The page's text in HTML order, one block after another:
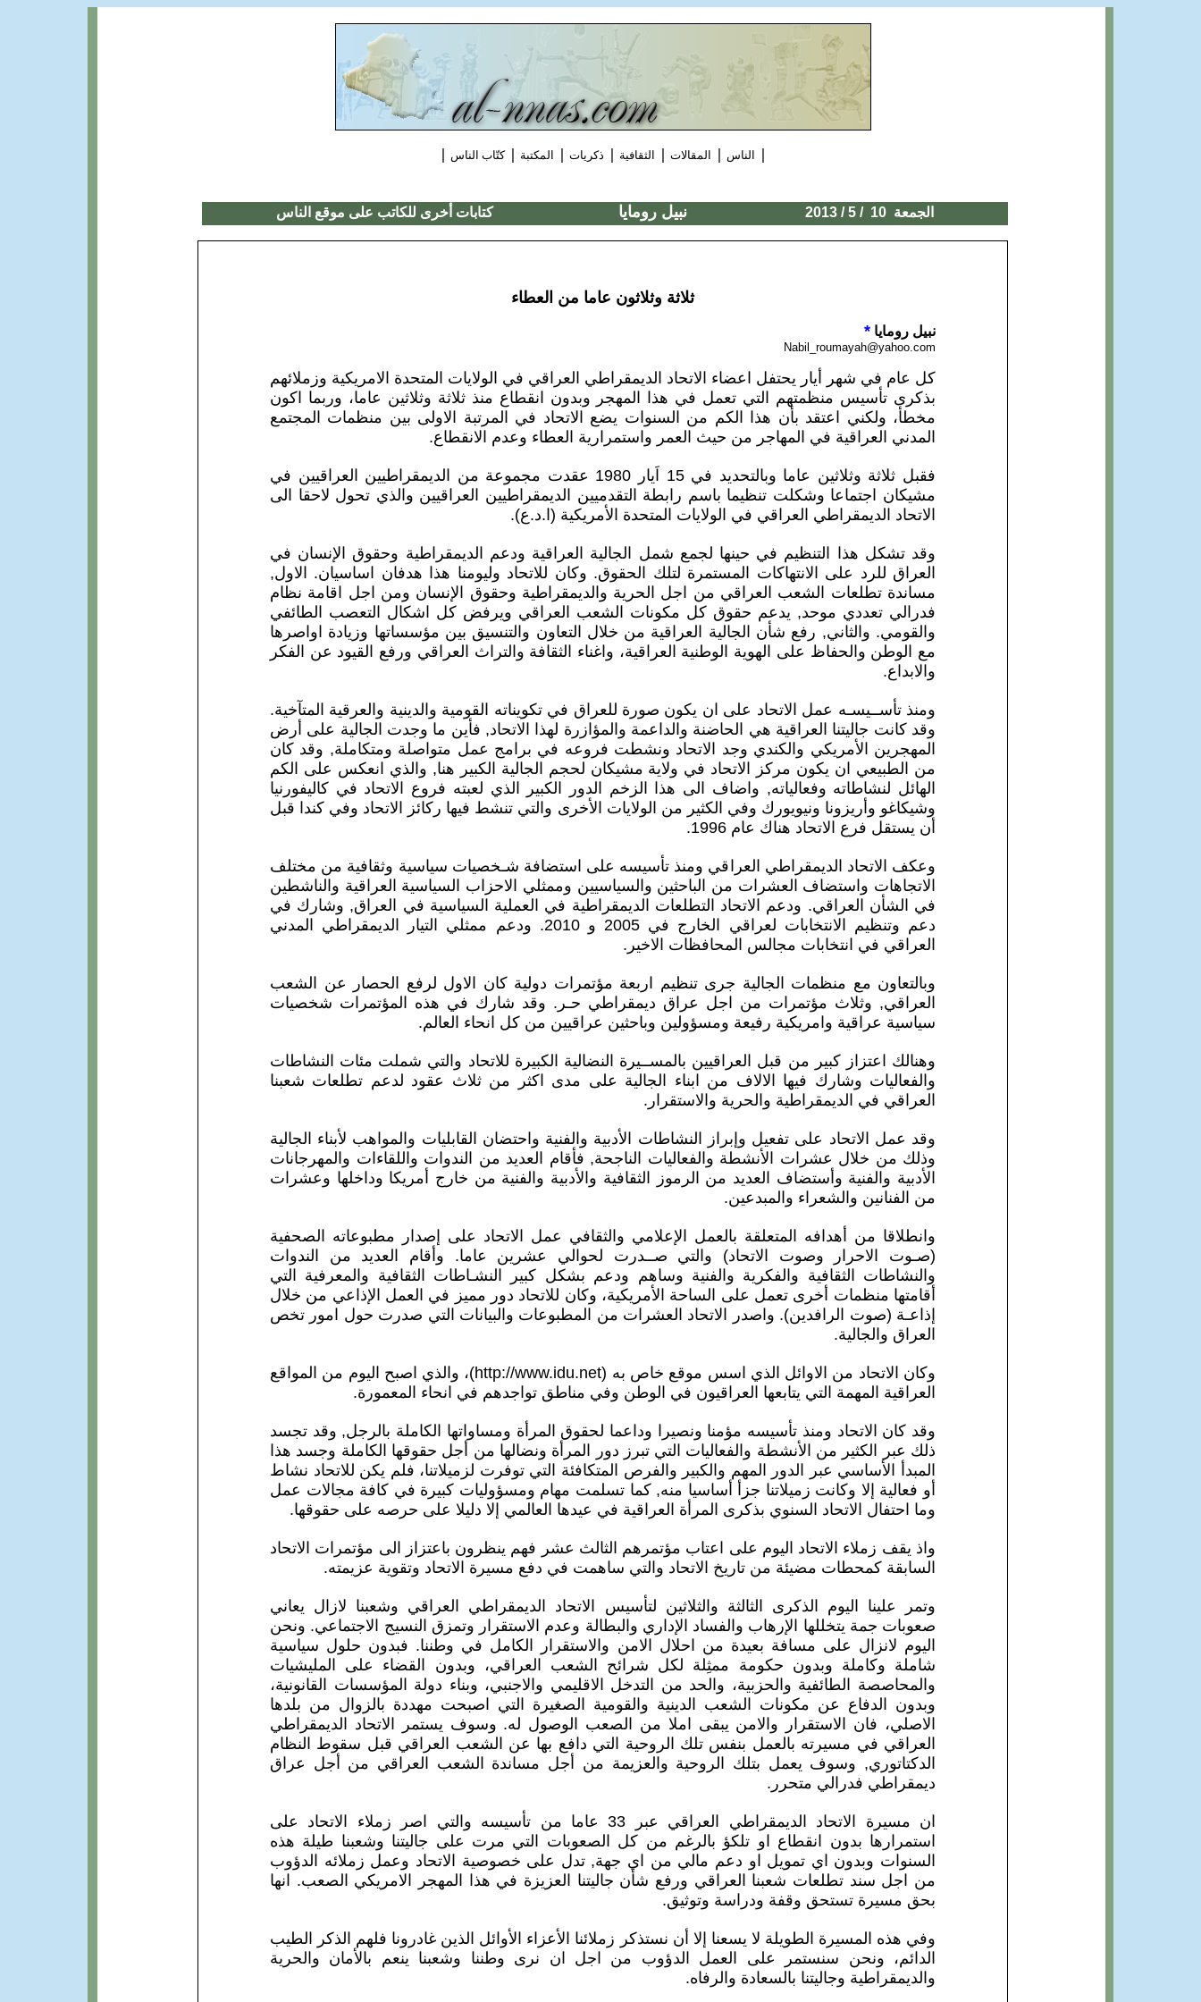
| الناس | المقالات | الثقافية | ذكريات | المكتبة | كتّاب الناس |
الجمعة 10 / 5 / 2013 نبيل رومايا كتابات أخرى للكاتب على موقع الناس
ثلاثة وثلاثون عاما من العطاء
نبيل رومايا *
Nabil_roumayah@yahoo.com
كل عام في شهر أيار يحتفل اعضاء الاتحاد الديمقراطي العراقي في الولايات المتحدة الامريكية وزملائهم
بذكرى تأسيس منظمتهم التي تعمل في هذا المهجر وبدون انقطاع منذ ثلاثة وثلاثين عاما، وربما اكون
مخطأ، ولكني اعتقد بأن هذا الكم من السنوات يضع الاتحاد في المرتبة الاولى بين منظمات المجتمع
المدني العراقية في المهاجر من حيث العمر واستمرارية العطاء وعدم الانقطاع.
فقبل ثلاثة وثلاثين عاما وبالتحديد في 15 اَيار 1980 عقدت مجموعة من الديمقراطيين العراقيين في
مشيكان اجتماعا وشكلت تنظيما باسم رابطة التقدميين الديمقراطيين العراقيين والذي تحول لاحقا الى
الاتحاد الديمقراطي العراقي في الولايات المتحدة الأمريكية (ا.د.ع).
وقد تشكل هذا التنظيم في حينها لجمع شمل الجالية العراقية ودعم الديمقراطية وحقوق الإنسان في
العراق للرد على الانتهاكات المستمرة لتلك الحقوق. وكان للاتحاد وليومنا هذا هدفان اساسيان. الاول,
مساندة تطلعات الشعب العراقي من اجل الحرية والديمقراطية وحقوق الإنسان ومن اجل اقامة نظام
فدرالي تعددي موحد, يدعم حقوق كل مكونات الشعب العراقي ويرفض كل اشكال التعصب الطائفي
والقومي. والثاني, رفع شأن الجالية العراقية من خلال التعاون والتنسيق بين مؤسساتها وزيادة اواصرها
مع الوطن والحفاظ على الهوية الوطنية العراقية، واغناء الثقافة والتراث العراقي ورفع القيود عن الفكر
والابداع.
ومنذ تأســيسـه عمل الاتحاد على ان يكون صورة للعراق في تكويناته القومية والدينية والعرقية المتآخية.
وقد كانت جاليتنا العراقية هي الحاضنة والداعمة والمؤازرة لهذا الاتحاد, فأين ما وجدت الجالية على أرض
المهجرين الأمريكي والكندي وجد الاتحاد ونشطت فروعه في برامج عمل متواصلة ومتكاملة, وقد كان
من الطبيعي ان يكون مركز الاتحاد في ولاية مشيكان لحجم الجالية الكبير هنا, والذي انعكس على الكم
الهائل لنشاطاته وفعالياته, واضاف الى هذا الزخم الدور الكبير الذي لعبته فروع الاتحاد في كاليفورنيا
وشيكاغو وأريزونا ونيويورك وفي الكثير من الولايات الأخرى والتي تنشط فيها ركائز الاتحاد وفي كندا قبل
أن يستقل فرع الاتحاد هناك عام 1996.
وعكف الاتحاد الديمقراطي العراقي ومنذ تأسيسه على استضافة شـخصيات سياسية وثقافية من مختلف
الاتجاهات واستضاف العشرات من الباحثين والسياسيين وممثلي الاحزاب السياسية العراقية والناشطين
في الشأن العراقي. ودعم الاتحاد التطلعات الديمقراطية في العملية السياسية في العراق, وشارك في
دعم وتنظيم الانتخابات لعراقي الخارج في 2005 و 2010. ودعم ممثلي التيار الديمقراطي المدني
العراقي في انتخابات مجالس المحافظات الاخير.
وبالتعاون مع منظمات الجالية جرى تنظيم اربعة مؤتمرات دولية كان الاول لرفع الحصار عن الشعب
العراقي, وثلاث مؤتمرات من اجل عراق ديمقراطي حـر. وقد شارك في هذه المؤتمرات شخصيات
سياسية عراقية وامريكية رفيعة ومسؤولين وباحثين عراقيين من كل انحاء العالم.
وهنالك اعتزاز كبير من قبل العراقيين بالمســيرة النضالية الكبيرة للاتحاد والتي شملت مئات النشاطات
والفعاليات وشارك فيها الالاف من ابناء الجالية على مدى اكثر من ثلاث عقود لدعم تطلعات شعبنا
العراقي في الديمقراطية والحرية والاستقرار.
وقد عمل الاتحاد على تفعيل وإبراز النشاطات الأدبية والفنية واحتضان القابليات والمواهب لأبناء الجالية
وذلك من خلال عشرات الأنشطة والفعاليات الناجحة, فأقام العديد من الندوات واللقاءات والمهرجانات
الأدبية والفنية وأستضاف العديد من الرموز الثقافية والأدبية والفنية من خارج أمريكا وداخلها وعشرات
من الفنانين والشعراء والمبدعين.
وانطلاقا من أهدافه المتعلقة بالعمل الإعلامي والثقافي عمل الاتحاد على إصدار مطبوعاته الصحفية
(صـوت الاحرار وصوت الاتحاد) والتي صــدرت لحوالي عشرين عاما. وأقام العديد من الندوات
والنشاطات الثقافية والفكرية والفنية وساهم ودعم بشكل كبير النشـاطات الثقافية والمعرفية التي
أقامتها منظمات أخرى تعمل على الساحة الأمريكية، وكان للاتحاد دور مميز في العمل الإذاعي من خلال
إذاعـة (صوت الرافدين). واصدر الاتحاد العشرات من المطبوعات والبيانات التي صدرت حول امور تخص
العراق والجالية.
وكان الاتحاد من الاوائل الذي اسس موقع خاص به (http://www.idu.net)، والذي اصبح اليوم من المواقع
العراقية المهمة التي يتابعها العراقيون في الوطن وفي مناطق تواجدهم في انحاء المعمورة.
وقد كان الاتحاد ومنذ تأسيسه مؤمنا ونصيرا وداعما لحقوق المرأة ومساواتها الكاملة بالرجل, وقد تجسد
ذلك عبر الكثير من الأنشطة والفعاليات التي تبرز دور المرأة ونضالها من أجل حقوقها الكاملة وجسد هذا
المبدأ الأساسي عبر الدور المهم والكبير والفرص المتكافئة التي توفرت لزميلاتنا، فلم يكن للاتحاد نشاط
أو فعالية إلا وكانت زميلاتنا جزأ أساسيا منه, كما تسلمت مهام ومسؤوليات كبيرة في كافة مجالات عمل
وما احتفال الاتحاد السنوي بذكرى المرأة العراقية في عيدها العالمي إلا دليلا على حرصه على حقوقها.
واذ يقف زملاء الاتحاد اليوم على اعتاب مؤتمرهم الثالث عشر فهم ينظرون باعتزاز الى مؤتمرات الاتحاد
السابقة كمحطات مضيئة من تاريخ الاتحاد والتي ساهمت في دفع مسيرة الاتحاد وتقوية عزيمته.
وتمر علينا اليوم الذكرى الثالثة والثلاثين لتأسيس الاتحاد الديمقراطي العراقي وشعبنا لازال يعاني
صعوبات جمة يتخللها الإرهاب والفساد الإداري والبطالة وعدم الاستقرار وتمزق النسيج الاجتماعي. ونحن
اليوم لانزال على مسافة بعيدة من احلال الامن والاستقرار الكامل في وطننا. فبدون حلول سياسية
شاملة وكاملة وبدون حكومة ممثِلة لكل شرائح الشعب العراقي، وبدون القضاء على المليشيات
والمحاصصة الطائفية والحزبية، والحد من التدخل الاقليمي والاجنبي، وبناء دولة المؤسسات القانونية،
وبدون الدفاع عن مكونات الشعب الدينية والقومية الصغيرة التي اصبحت مهددة بالزوال من بلدها
الاصلي، فان الاستقرار والامن يبقى املا من الصعب الوصول له. وسوف يستمر الاتحاد الديمقراطي
العراقي في مسيرته بالعمل بنفس تلك الروحية التي دافع بها عن الشعب العراقي قبل سقوط النظام
الدكتاتوري, وسوف يعمل بتلك الروحية والعزيمة من أجل مساندة الشعب العراقي من أجل عراق
ديمقراطي فدرالي متحرر.
ان مسيرة الاتحاد الديمقراطي العراقي عبر 33 عاما من تأسيسه والتي اصر زملاء الاتحاد على
استمرارها بدون انقطاع او تلكؤ بالرغم من كل الصعوبات التي مرت على جاليتنا وشعبنا طيلة هذه
السنوات وبدون اي تمويل او دعم مالي من اي جهة, تدل على خصوصية الاتحاد وعمل زملائه الدؤوب
من اجل سند تطلعات شعبنا العراقي ورفع شأن جاليتنا العزيزة في هذا المهجر الامريكي الصعب. انها
بحق مسيرة تستحق وقفة ودراسة وتوثيق.
وفي هذه المسيرة الطويلة لا يسعنا إلا أن نستذكر زملائنا الأعزاء الأوائل الذين غادرونا فلهم الذكر الطيب
الدائم، ونحن سنستمر على العمل الدؤوب من اجل ان نرى وطننا وشعبنا ينعم بالأمان والحرية
والديمقراطية وجاليتنا بالسعادة والرفاه.